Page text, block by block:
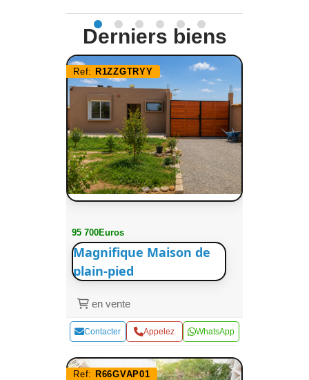
Derniers biens
Ref: R1ZZGTRYY
95 700Euros
Magnifique Maison de
plain-pied
en vente
Contacter Appelez WhatsApp
Ref: R66GVAP01